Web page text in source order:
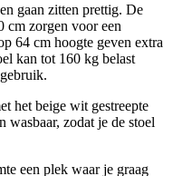
gaan zitten prettig. De
cm zorgen voor een
64 cm hoogte geven extra
kan tot 160 kg belast
het beige wit gestreepte
wasbaar, zodat je de stoel
een plek waar je graag